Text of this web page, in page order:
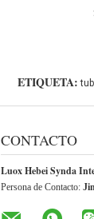
ETIQUETA:
CONTACTO
Luox Hebei Synda
Persona de Contacto: